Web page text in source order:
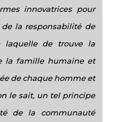
innovatrices pour
la responsabilité de
laquelle de trouve la
la famille humaine et
de chaque homme et
le sait, un tel principe
de la communauté